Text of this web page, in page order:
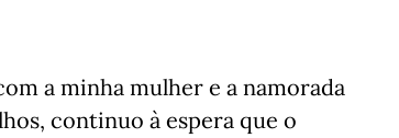
a minha mulher e a namorada
continuo à espera que o